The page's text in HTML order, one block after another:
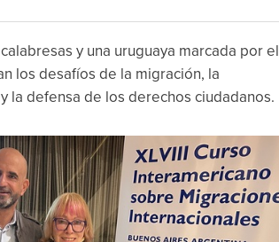
y una uruguaya marcada por el
los desafíos de la migración, la
la defensa de los derechos ciudadanos.